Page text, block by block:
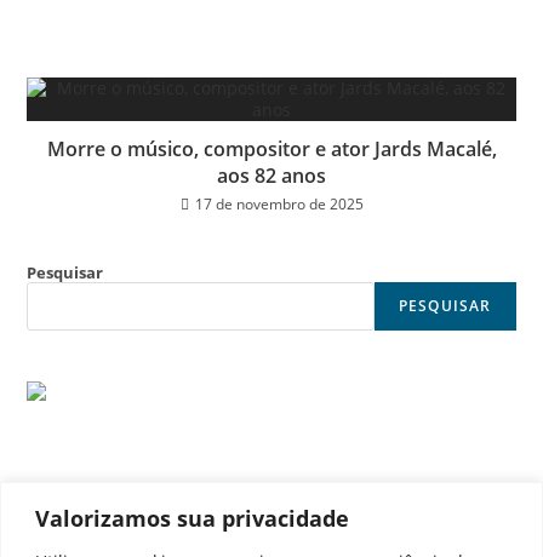
Valorizamos sua privacidade
Morre o músico, compositor e ator Jards Macalé,
aos 82 anos
17 de novembro de 2025
Pesquisar
PESQUISAR